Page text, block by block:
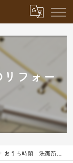
フォー
おうち時間 洗面所のリフォーム